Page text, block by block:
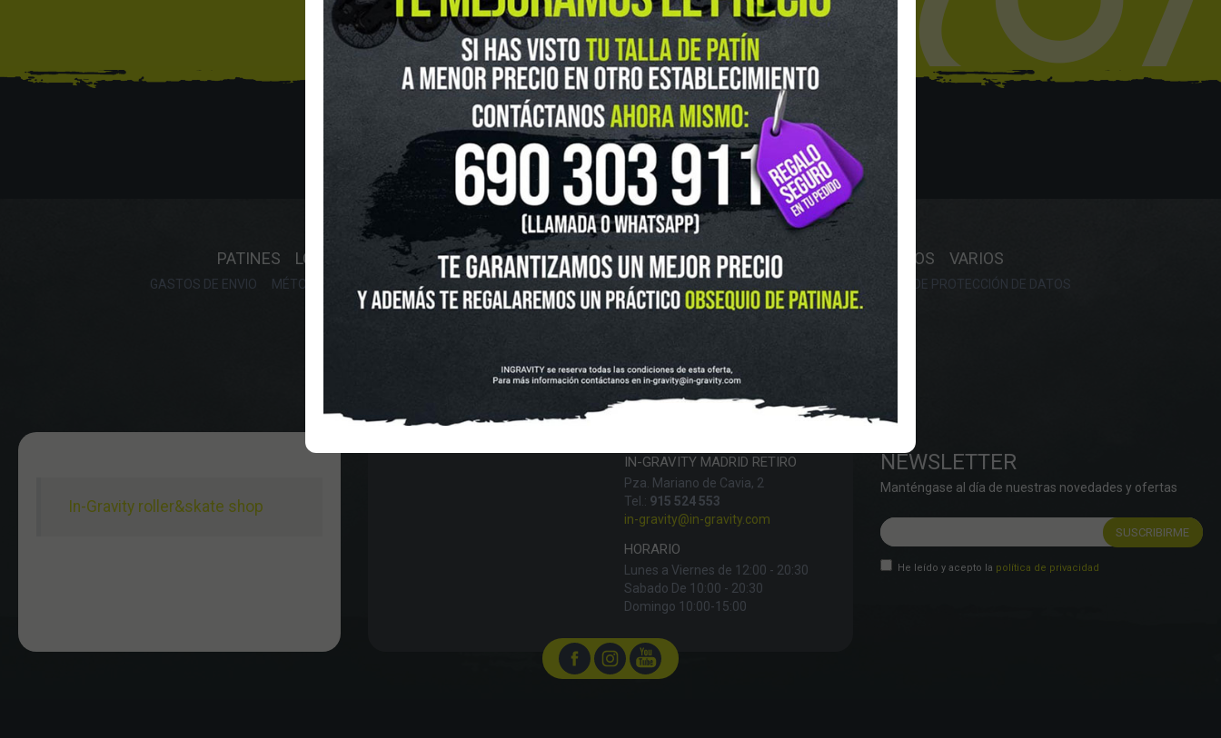
Síguenos en Instagram@ingravityshop
INICIO NOVEDADES CLUBS Y ASOCIACIONES SITUACIÓN Y HORARIO
PATINES LONGBOARD SKATEBOARD SCOOTER PROTECCIONES ACCESORIOS RECAMBIOS VARIOS
GASTOS DE ENVIO MÉTODOS DE PAGO, DEVOLUCIONES Y DATOS DE INTERÉS AVISO LEGAL POLÍTICA DE PROTECCIÓN DE DATOS
In-Gravity roller&skate shop
IN-GRAVITY MADRID RETIRO
Pza. Mariano de Cavia, 2
Tel.: 915 524 553
in-gravity@in-gravity.com
HORARIO
Lunes a Viernes de 12:00 - 20:30
Sabado De 10:00 - 20:30
Domingo 10:00-15:00
NEWSLETTER
Manténgase al día de nuestras novedades y ofertas
He leído y acepto la política de privacidad